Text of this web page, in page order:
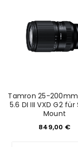
Tamron 25-
5.6 DI III VXD G2 für
Mount
849,00 €